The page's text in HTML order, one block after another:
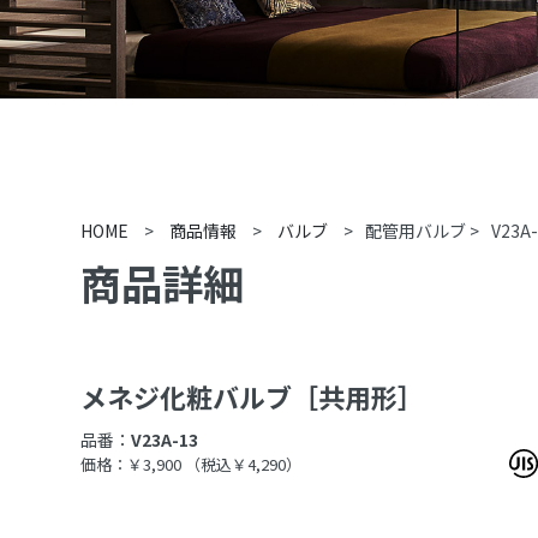
HOME > 商品情報 > バルブ > 配管用バルブ >
商品詳細
メネジ化粧バルブ［共用形］
品番：V23A-13
価格：￥3,900 （税込￥4,290）